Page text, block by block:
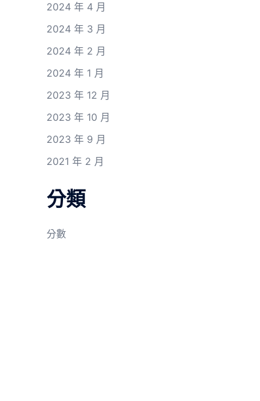
2024 年 4 月
2024 年 3 月
2024 年 2 月
2024 年 1 月
2023 年 12 月
2023 年 10 月
2023 年 9 月
2021 年 2 月
分類
分數